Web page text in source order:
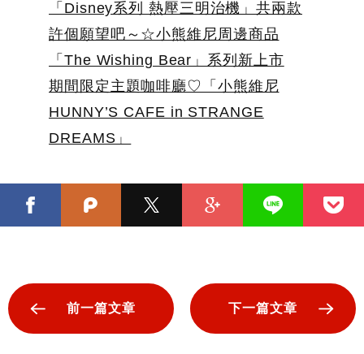
「Disney系列 熱壓三明治機」共兩款
許個願望吧～☆小熊維尼周邊商品
「The Wishing Bear」系列新上市
期間限定主題咖啡廳♡「小熊維尼
HUNNY’S CAFE in STRANGE
DREAMS」
前一篇文章 下一篇文章